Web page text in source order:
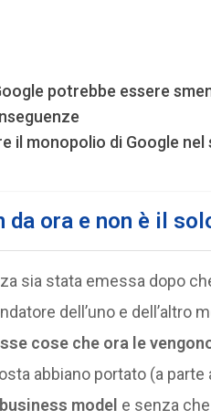
potrebbe essere
il monopolio di Google nel
da ora e non è il
sia stata emessa dopo
dell’uno e dell’altro
cose che ora le
abbiano portato (a
model e senza